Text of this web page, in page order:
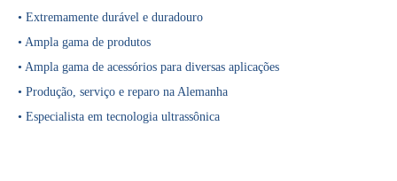
• Extremamente durável e duradouro
• Ampla gama de produtos
• Ampla gama de acessórios para diversas aplicações
• Produção, serviço e reparo na Alemanha
• Especialista em tecnologia ultrassônica